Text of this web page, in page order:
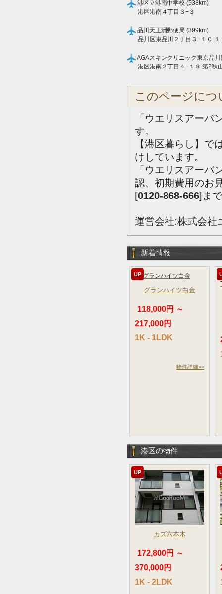
港区立港南中学校 (538km)
港区港南４丁目３−３
品川天王洲郵便局 (399km)
品川区東品川２丁目３−１０ １
AGAスキンクリニック東京品
港区港南２丁目４−１８ 第2秋
このページにつ
「ウエリスアーバ
す。
【港区暮らし】で
けしています。
「ウエリスアーバ
認、初期費用のお
[0120-868-666]ま
運営会社:株式会社
新着情報
UP
グランハイツ白金
118,000円 ～
217,000円
1K - 1LDK
物件詳細>>
港区の物件
UP
カズ六本木
172,800円 ～
370,000円
1K - 2LDK